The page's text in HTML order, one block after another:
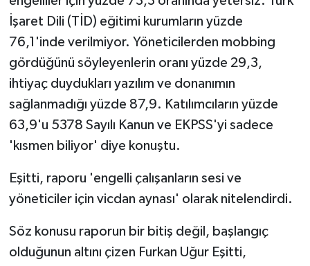
İşaret Dili (TİD) eğitimi kurumların yüzde
76,1'inde verilmiyor. Yöneticilerden mobbing
gördüğünü söyleyenlerin oranı yüzde 29,3,
ihtiyaç duydukları yazılım ve donanımın
sağlanmadığı yüzde 87,9. Katılımcıların yüzde
63,9'u 5378 Sayılı Kanun ve EKPSS'yi sadece
'kısmen biliyor' diye konuştu.
Eşitti, raporu 'engelli çalışanların sesi ve
yöneticiler için vicdan aynası' olarak nitelendirdi.
Söz konusu raporun bir bitiş değil, başlangıç
olduğunun altını çizen Furkan Uğur Eşitti,